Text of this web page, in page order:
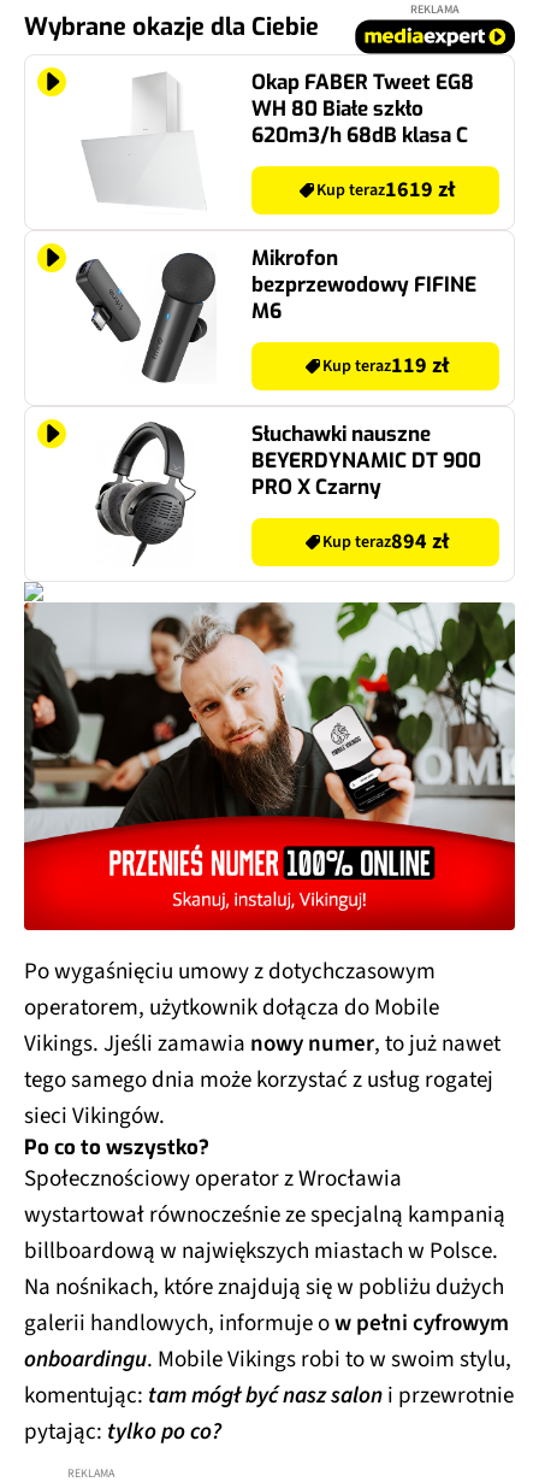
Wybrane okazje dla Ciebie
REKLAMA
Okap FABER Tweet EG8
WH 80 Białe szkło
620m3/h 68dB klasa C
Kup teraz1619 zł
Mikrofon
bezprzewodowy FIFINE
M6
Kup teraz119 zł
Słuchawki nauszne
BEYERDYNAMIC DT 900
PRO X Czarny
Kup teraz894 zł
Po wygaśnięciu umowy z dotychczasowym
operatorem, użytkownik dołącza do Mobile
Vikings. Jjeśli zamawia nowy numer, to już nawet
tego samego dnia może korzystać z usług rogatej
sieci Vikingów.
Po co to wszystko?
Społecznościowy operator z Wrocławia
wystartował równocześnie ze specjalną kampanią
billboardową w największych miastach w Polsce.
Na nośnikach, które znajdują się w pobliżu dużych
galerii handlowych, informuje ow pełni cyfrowym
onboardingu. Mobile Vikings robi to w swoim stylu,
komentując: tam mógł być nasz saloni przewrotnie
pytając: tylko po co?